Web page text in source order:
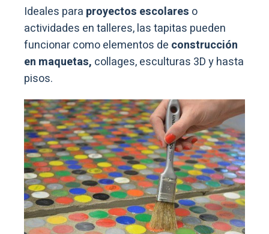
Ideales para proyectos escolares o
actividades en talleres, las tapitas pueden
funcionar como elementos de construcción
en maquetas, collages, esculturas 3D y hasta
pisos.